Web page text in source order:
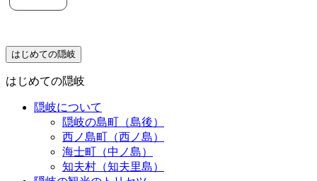
きま
す。
チェッ
クイン
部屋の
飲み物
ご飯や
日用品
はじめての隠岐
はじめての隠岐
隠岐について
隠岐の島町（島後）
西ノ島町（西ノ島）
海士町（中ノ島）
知夫村（知夫里島）